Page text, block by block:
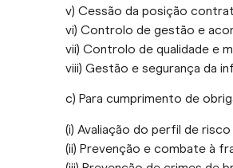
v) Cessão da posição
vi) Controlo de gestão e
vii) Controlo de qualidade e
viii) Gestão e segurança da
c) Para cumprimento de
(i) Avaliação do perfil de
(ii) Prevenção e combate à